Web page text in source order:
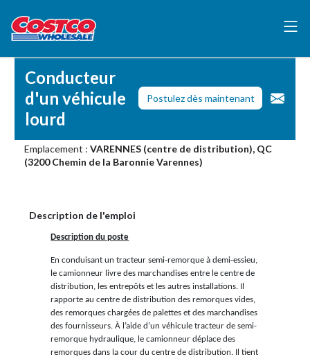
Conducteur
d'un véhicule
lourd
Postulez dès maintenant
Emplacement : VARENNES (centre de distribution), QC
(3200 Chemin de la Baronnie Varennes)
Description de l'emploi
Description du poste
En conduisant un tracteur semi-remorque à demi-essieu,
le camionneur livre des marchandises entre le centre de
distribution, les entrepôts et les autres installations. Il
rapporte au centre de distribution des remorques vides,
des remorques chargées de palettes et des marchandises
des fournisseurs. À l’aide d’un véhicule tracteur de semi-
remorque hydraulique, le camionneur déplace des
remorques dans la cour du centre de distribution. Il tient